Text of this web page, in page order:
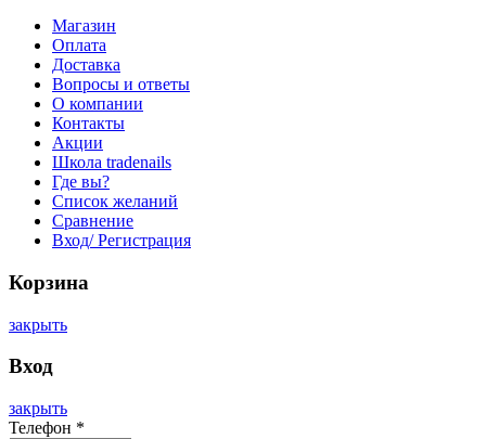
Магазин
Оплата
Доставка
Вопросы и ответы
О компании
Контакты
Акции
Школа tradenails
Где вы?
Список желаний
Сравнение
Вход/ Регистрация
Корзина
закрыть
Вход
закрыть
Телефон *